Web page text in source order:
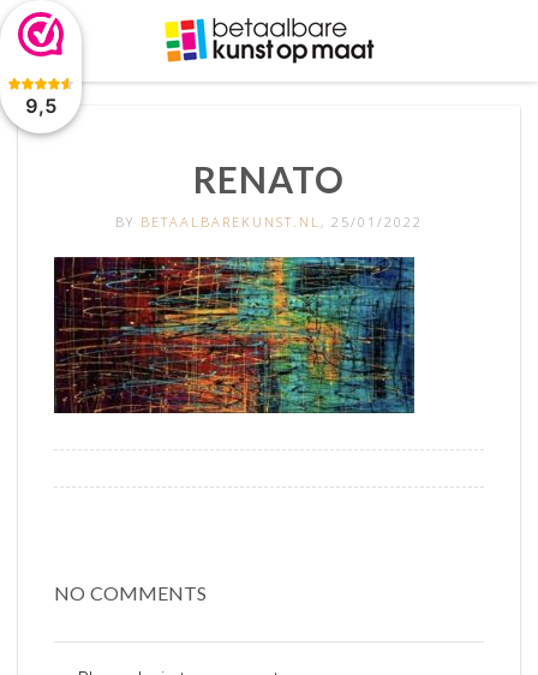
9,5
RENATO
BY BETAALBAREKUNST.NL , 25/01/2022
NO COMMENTS
De waardering van www.betaalbarekunst.nl bij
is 9.5/10 gebaseerd op 2045 reviews.